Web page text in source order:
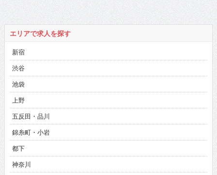
エリアで求人を探す
新宿
渋谷
池袋
上野
五反田・品川
錦糸町・小岩
都下
神奈川